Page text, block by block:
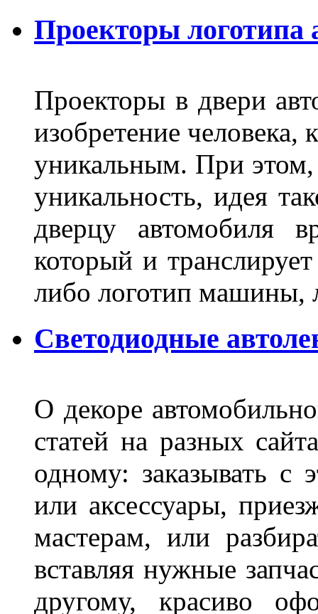
Проекторы логотипа
Проекторы в двери
изобретение человека,
уникальным. При этом,
уникальность, идея
дверцу автомобиля
который и
либо логотип машины,
Светодиодные
О декоре
статей на разных
одному: заказывать с
или аксессуары,
мастерам, или
вставляя нужные
другому, красиво